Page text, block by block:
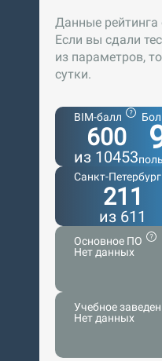
Данные рейтинга
Если вы сдали
из параметров,
сутки.
BIM-балл
600
из 10453
Санкт-Петербург
211
из 611
Основное ПО
Нет данных
Учебное
Нет данных